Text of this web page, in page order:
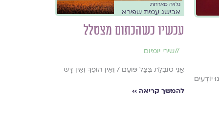
יוֹדְעִים
גלויה מארחת
אבישג עמית שפירא
עכשיו כשהכתום מצטלל
//שירי יומיום
אֲנִי טוֹבֶלֶת בְּצֵל פּוֹעֵם / וְאֵין הוֹפֵךְ וְאֵין דָּשׁ
להמשך קריאה ››